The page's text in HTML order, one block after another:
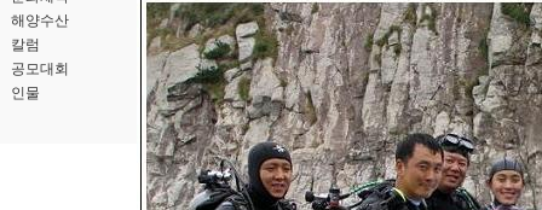
해양수산
칼럼
공모대회
인물